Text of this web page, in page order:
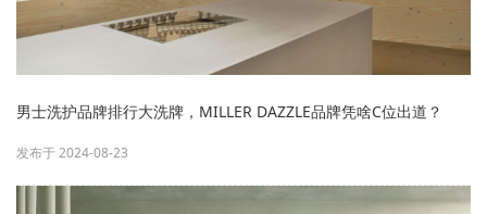
男士洗护品牌排行大洗牌，MILLER DAZZLE品牌凭啥C位出道？
发布于 2024-08-23